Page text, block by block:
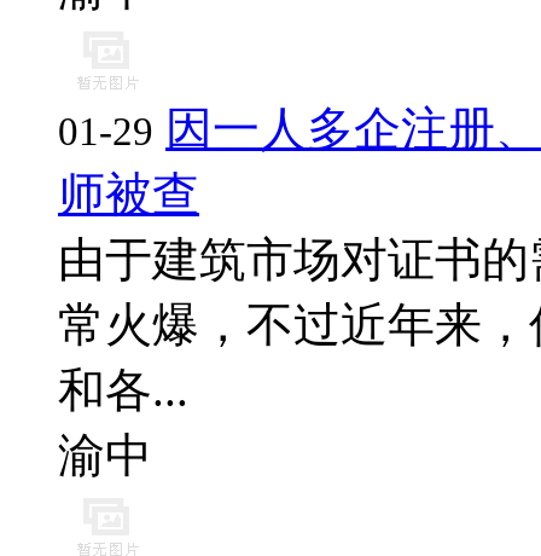
01-29 因一人多企注册
师被查
由于建筑市场对证书
常火爆，不过近年来
和各...
渝中